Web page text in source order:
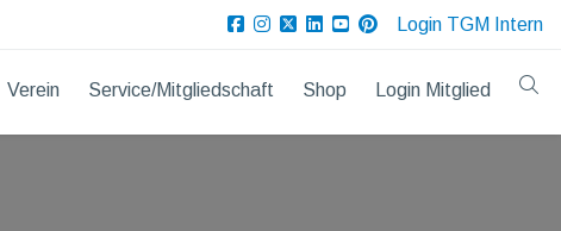
Login TGM Intern
Verein Service/Mitgliedschaft Shop Login Mitglied